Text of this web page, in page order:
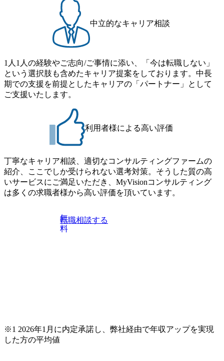
中立的なキャリア相談
1人1人の経験やご志向/ご事情に添い、「今は転職しない」
という選択肢も含めたキャリア提案をしております。中長
期での支援を前提としたキャリアの「パートナー」として
ご支援いたします。
利用者様による高い評価
丁寧なキャリア相談、適切なコンサルティングファームの
紹介、ここでしか受けられない選考対策。そうした質の高
いサービスにご満足いただき、MyVisionコンサルティング
は多くの求職者様から高い評価を頂いています。
無
料
転職相談する
※1 2026年1月に内定承諾し、弊社経由で年収アップを実現
した方の平均値